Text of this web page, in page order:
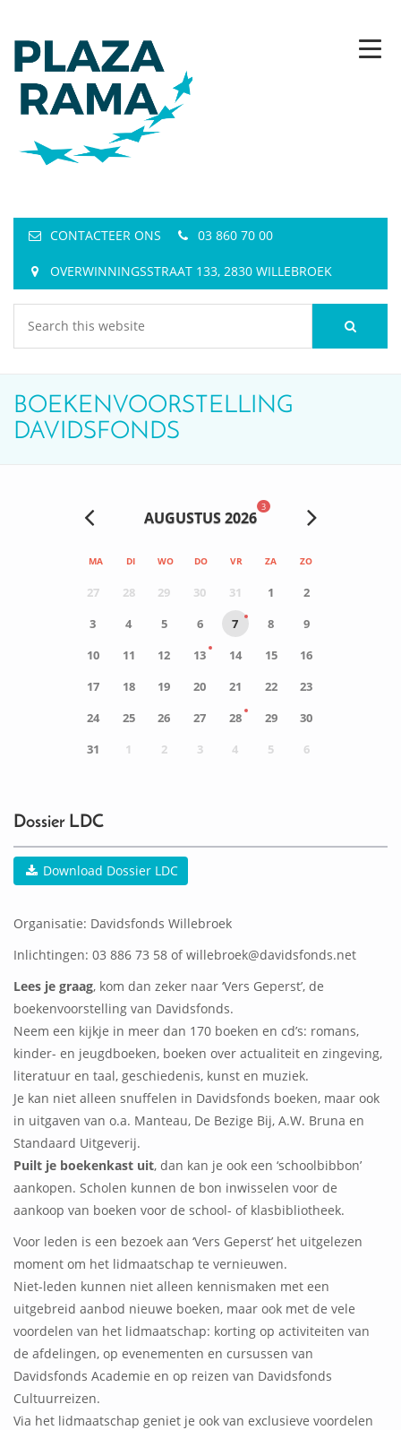
CONTACTEER ONS 03 860 70 00
OVERWINNINGSSTRAAT 133, 2830 WILLEBROEK
BOEKENVOORSTELLING
DAVIDSFONDS
AUGUSTUS 2026
3
MA DI WO DO VR ZA ZO
27 28 29 30 31 1
2
3
4 5 6 7 8
9
10
11 12 13 14 15
16
17
18 19 20 21 22
23
24
25 26 27 28 29
30
31
1 2 3 4 5 6
Dossier LDC
Download Dossier LDC
Organisatie: Davidsfonds Willebroek
Inlichtingen: 03 886 73 58 of willebroek@davidsfonds.net
Lees je graag, kom dan zeker naar ‘Vers Geperst’, de
boekenvoorstelling van Davidsfonds.
Neem een kijkje in meer dan 170 boeken en cd’s: romans,
kinder- en jeugdboeken, boeken over actualiteit en zingeving,
literatuur en taal, geschiedenis, kunst en muziek.
Je kan niet alleen snuffelen in Davidsfonds boeken, maar ook
in uitgaven van o.a. Manteau, De Bezige Bij, A.W. Bruna en
Standaard Uitgeverij.
Puilt je boekenkast uit, dan kan je ook een ‘schoolbibbon’
aankopen. Scholen kunnen de bon inwisselen voor de
aankoop van boeken voor de school- of klasbibliotheek.
Voor leden is een bezoek aan ‘Vers Geperst’ het uitgelezen
moment om het lidmaatschap te vernieuwen.
Niet-leden kunnen niet alleen kennismaken met een
uitgebreid aanbod nieuwe boeken, maar ook met de vele
voordelen van het lidmaatschap: korting op activiteiten van
de afdelingen, op evenementen en cursussen van
Davidsfonds Academie en op reizen van Davidsfonds
Cultuurreizen.
Via het lidmaatschap geniet je ook van exclusieve voordelen